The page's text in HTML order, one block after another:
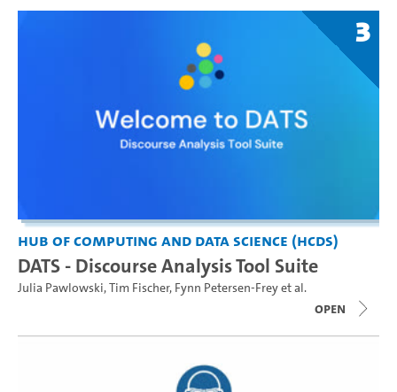
3
Hub of Computing and Data Science (HCDS)
DATS - Discourse Analysis Tool Suite
Julia Pawlowski,Tim Fischer, Fynn Petersen-Freyet al.
open